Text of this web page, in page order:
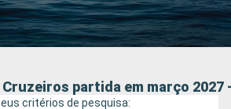
Companhias
partida em março 2027
critérios de pesquisa: